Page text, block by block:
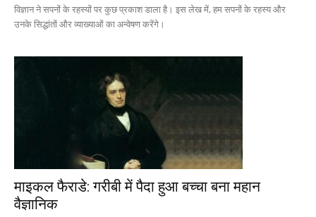
विज्ञान ने सपनों के रहस्यों पर कुछ प्रकाश डाला है। इस लेख में, हम सपनों के रहस्य और
उनके सिद्धांतों और व्याख्याओं का अन्वेषण करेंगे।
माइकल फैराडे: गरीबी में पैदा हुआ बच्चा बना महान
वैज्ञानिक